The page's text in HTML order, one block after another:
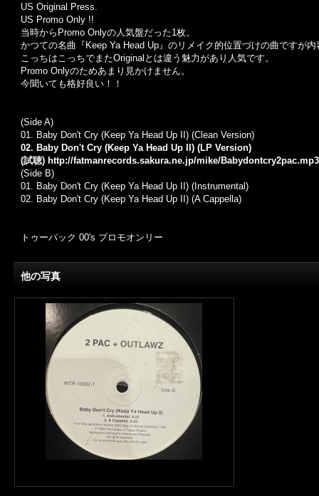
US Original Press.
US Promo Only !!
当時からPromo Onlyの人気盤だった1枚。
かつての名曲『Keep Ya Head Up』のリメイク的位置づけの曲ですが
こっちはこっちでまたOriginalとは違う魅力があり人気です。
Promo Onlyのためあまり見かけません。
今聞いても格好良い！！
(Side A)
01. Baby Don't Cry (Keep Ya Head Up II) (Clean Version)
02. Baby Don't Cry (Keep Ya Head Up II) (LP Version)
(試聴) http://fatmanrecords.sakura.ne.jp/mike/Babydontcry2pac.mp3
(Side B)
01. Baby Don't Cry (Keep Ya Head Up II) (Instrumental)
02. Baby Don't Cry (Keep Ya Head Up II) (A Cappella)
トゥーパック 00's プロモオンリー
他の写真